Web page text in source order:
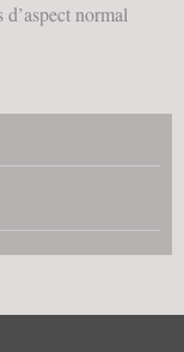
normal